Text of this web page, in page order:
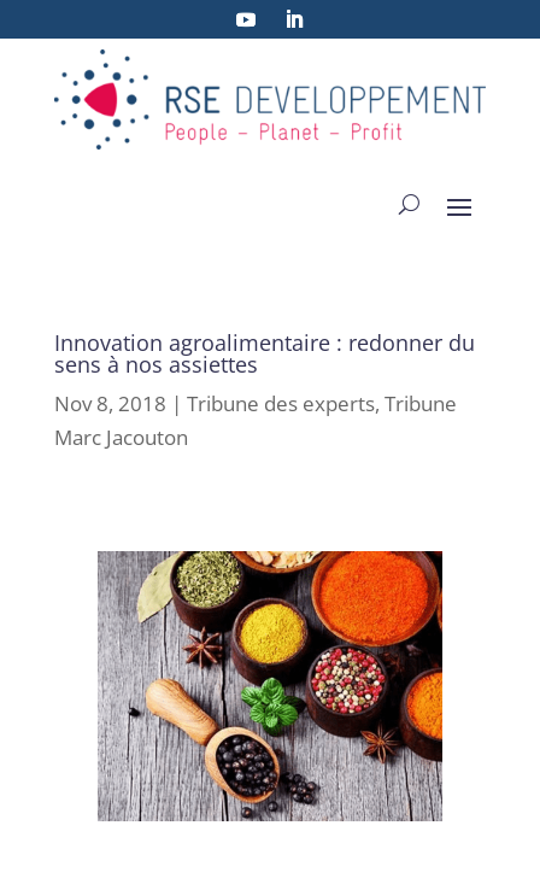
Innovation agroalimentaire : redonner du
sens à nos assiettes
Nov 8, 2018 | Tribune des experts, Tribune
Marc Jacouton